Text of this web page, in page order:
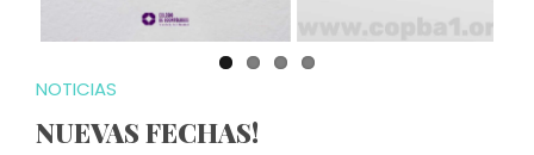
NOTICIAS
NUEVAS FECHAS!